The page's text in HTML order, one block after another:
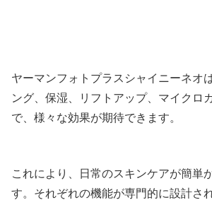
ヤーマンフォトプラスシャイニーネオ
ング、保湿、リフトアップ、マイクロ
で、様々な効果が期待できます。
これにより、日常のスキンケアが簡単
す。それぞれの機能が専門的に設計さ